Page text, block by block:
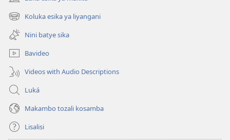
(fungolá
fenɛtrɛ
mosusu)
Koluka esika ya liyangani
(fungolá
fenɛtrɛ
mosusu)
Nini batye sika
Bavideo
Videos with Audio Descriptions
Luká
Makambo tozali kosamba
Lisalisi